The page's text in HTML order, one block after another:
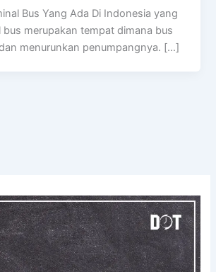
Bus Yang Ada Di Indonesia yang
bus merupakan tempat dimana bus
menurunkan penumpangnya. […]